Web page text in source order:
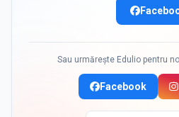
Sau urmărește Edulio pentru
Facebook